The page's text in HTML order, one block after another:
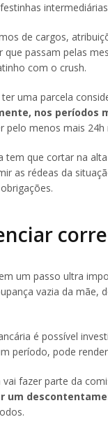
de cargos,
que passam pelas
com o crush.
uma parcela
nos períodos
pelo menos mais 24h
tem que cortar na
as rédeas da
um passo ultra
vazia da mãe,
é possível
período, pode
fazer parte da
um